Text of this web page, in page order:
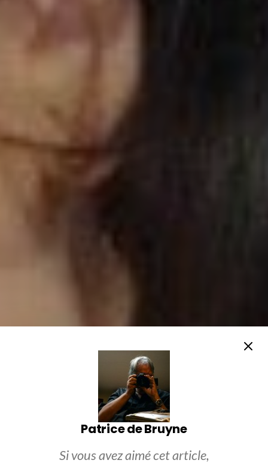
Patrice de Bruyne
Si vous avez aimé cet article,